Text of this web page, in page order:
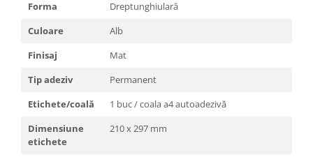
Forma
Dreptunghiulară
Culoare
Alb
Finisaj
Mat
Tip adeziv
Permanent
Etichete/coală
1 buc / coala a4 autoadezivă
Dimensiune
etichete
210 x 297 mm